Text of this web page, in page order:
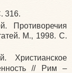
316.
Противоречия
М., 1998. С.
Христианское
// Рим –